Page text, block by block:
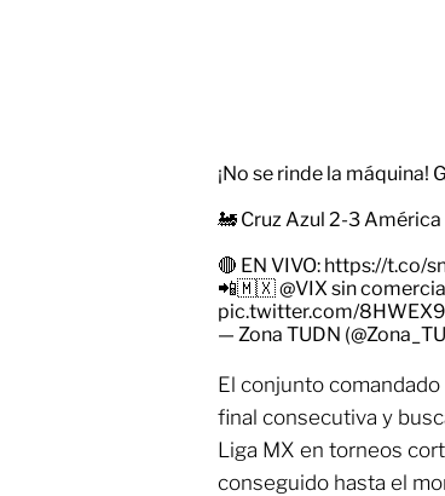
¡No se rinde la máquina!
🚂 Cruz Azul 2-3 América
🔴 EN VIVO: https://t.co/
📲🇲🇽@VIXsin
pic.twitter.com/
— Zona TUDN
El conjunto
final consecutiva y
Liga MX en torneos
conseguido hasta el